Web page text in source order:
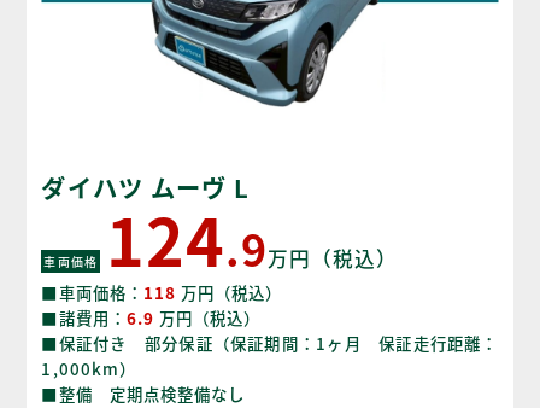
ダイハツ ムーヴ L
車両価格 124.9万円（税込）
■車両価格： 118 万円（税込）
■諸費用： 6.9 万円（税込）
■保証付き 部分保証（保証期間：1ヶ月 保証走行距離：
1,000km）
■整備 定期点検整備なし